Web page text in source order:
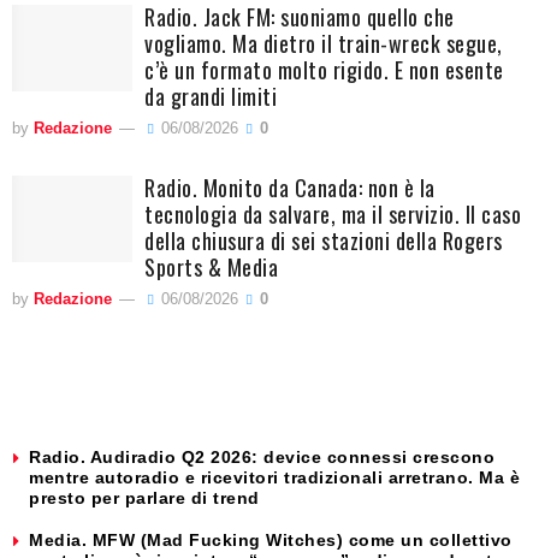
Radio. Jack FM: suoniamo quello che
vogliamo. Ma dietro il train-wreck segue,
c’è un formato molto rigido. E non esente
da grandi limiti
by Redazione 06/08/2026 0
Radio. Monito da Canada: non è la
tecnologia da salvare, ma il servizio. Il caso
della chiusura di sei stazioni della Rogers
Sports & Media
by Redazione 06/08/2026 0
Radio. Audiradio Q2 2026: device connessi crescono
mentre autoradio e ricevitori tradizionali arretrano. Ma è
presto per parlare di trend
Media. MFW (Mad Fucking Witches) come un collettivo